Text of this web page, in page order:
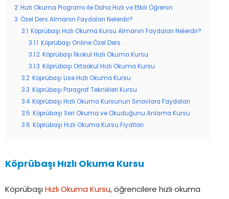
2 Hızlı Okuma Programı ile Daha Hızlı ve Etkili Öğrenin
3 Özel Ders Almanın Faydaları Nelerdir?
3.1
Köprübaşı Hızlı Okuma Kursu Almanın Faydaları Nelerdir?
3.1.1
Köprübaşı Online Özel Ders
3.1.2 Köprübaşı İlkokul Hızlı Okuma Kursu
3.1.3
Köprübaşı Ortaokul Hızlı Okuma Kursu
3.2 Köprübaşı Lise Hızlı Okuma Kursu
3.3
Köprübaşı Paragraf Teknikleri Kursu
3.4 Köprübaşı Hızlı Okuma Kursunun Sınavlara Faydaları
3.5
Köprübaşı Seri Okuma ve Okuduğunu Anlama Kursu
3.6
Köprübaşı Hızlı Okuma Kursu Fiyatları
Köprübaşı Hızlı Okuma Kursu
Köprübaşı Hızlı Okuma Kursu, öğrencilere hızlı okuma